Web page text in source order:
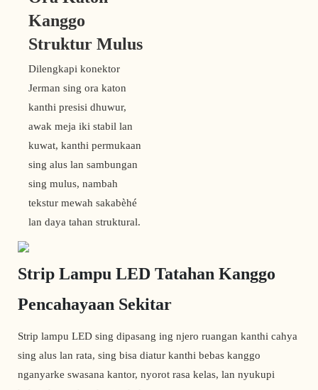
Kanggo
Struktur Mulus
Dilengkapi konektor
Jerman sing ora katon
kanthi presisi dhuwur,
awak meja iki stabil lan
kuwat, kanthi permukaan
sing alus lan sambungan
sing mulus, nambah
tekstur mewah sakabèhé
lan daya tahan struktural.
Strip Lampu LED Tatahan Kanggo
Pencahayaan Sekitar
Strip lampu LED sing dipasang ing njero ruangan kanthi cahya
sing alus lan rata, sing bisa diatur kanthi bebas kanggo
nganyarke swasana kantor, nyorot rasa kelas, lan nyukupi